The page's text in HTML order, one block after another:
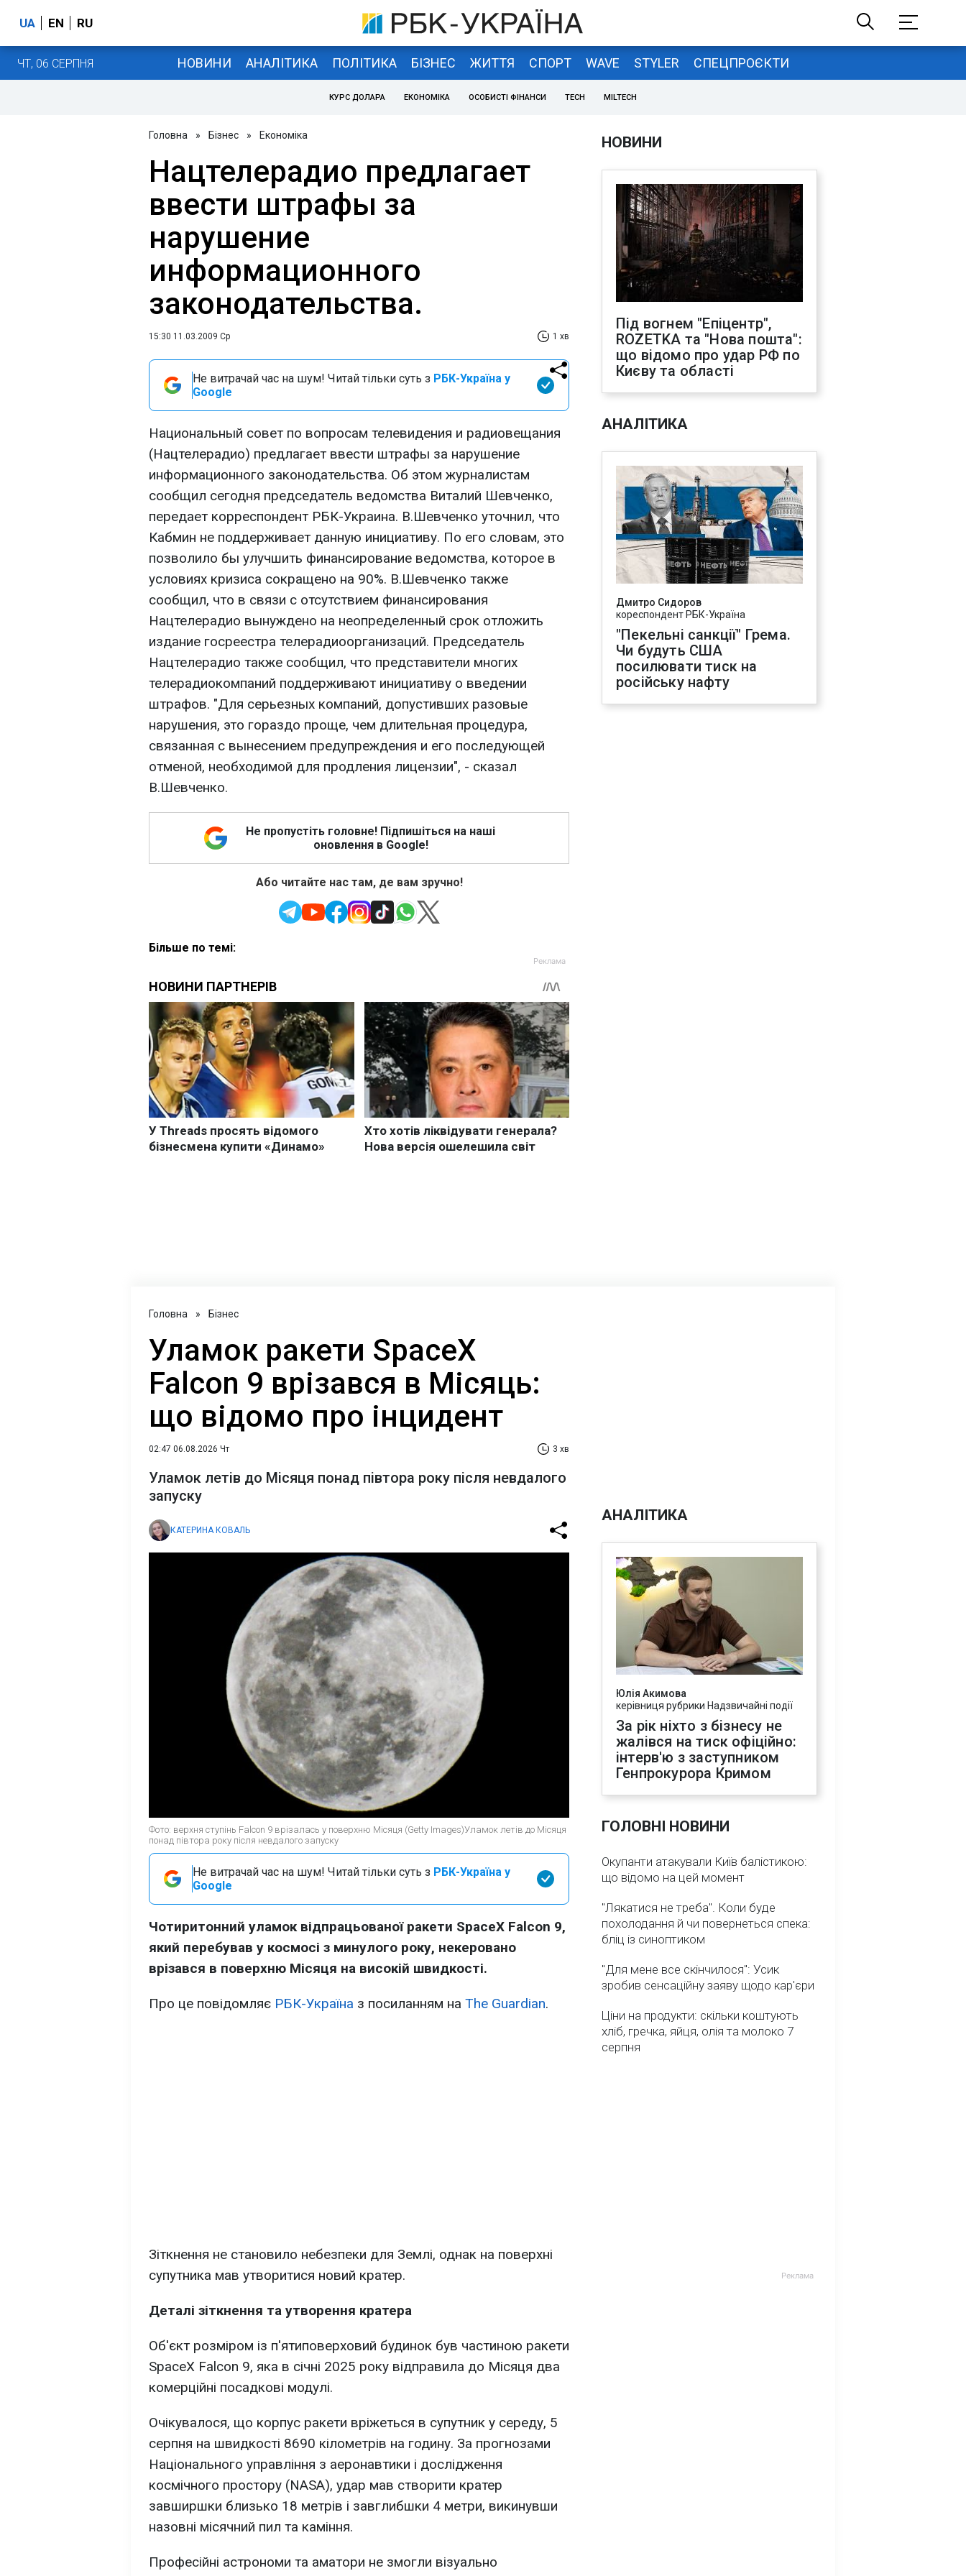
UA EN RU
ЧТ, 06 СЕРПНЯ НОВИНИ АНАЛІТИКА ПОЛІТИКА БІЗНЕС ЖИТТЯ СПОРТ WAVE STYLER СПЕЦПРОЄКТИ
КУРС ДОЛАРА ЕКОНОМІКА ОСОБИСТІ ФІНАНСИ TECH MILTECH
Головна » Бізнес » Економіка
Нацтелерадио предлагает
ввести штрафы за
нарушение
информационного
законодательства.
15:30 11.03.2009 Ср 1 хв
Не витрачай час на шум! Читай тільки суть з РБК-Україна у
Google
Национальный совет по вопросам телевидения и радиовещания
(Нацтелерадио) предлагает ввести штрафы за нарушение
информационного законодательства. Об этом журналистам
сообщил сегодня председатель ведомства Виталий Шевченко,
передает корреспондент РБК-Украина. В.Шевченко уточнил, что
Кабмин не поддерживает данную инициативу. По его словам, это
позволило бы улучшить финансирование ведомства, которое в
условиях кризиса сокращено на 90%. В.Шевченко также
сообщил, что в связи с отсутствием финансирования
Нацтелерадио вынуждено на неопределенный срок отложить
издание госреестра телерадиоорганизаций. Председатель
Нацтелерадио также сообщил, что представители многих
телерадиокомпаний поддерживают инициативу о введении
штрафов. "Для серьезных компаний, допустивших разовые
нарушения, это гораздо проще, чем длительная процедура,
связанная с вынесением предупреждения и его последующей
отменой, необходимой для продления лицензии", - сказал
В.Шевченко.
Не пропустіть головне! Підпишіться на наші
оновлення в Google!
Або читайте нас там, де вам зручно!
Більше по темі:
НОВИНИ
Під вогнем "Епіцентр",
ROZETKA та "Нова пошта":
що відомо про удар РФ по
Києву та області
АНАЛІТИКА
Дмитро Сидоров
кореспондент РБК-Україна
"Пекельні санкції" Грема.
Чи будуть США
посилювати тиск на
російську нафту
Головна » Бізнес
Уламок ракети SpaceX
Falcon 9 врізався в Місяць:
що відомо про інцидент
02:47 06.08.2026 Чт 3 хв
Уламок летів до Місяця понад півтора року після невдалого
запуску
КАТЕРИНА КОВАЛЬ
Фото: верхня ступінь Falcon 9 врізалась у поверхню Місяця (Getty Images)Уламок летів до Місяця
понад півтора року після невдалого запуску
Не витрачай час на шум! Читай тільки суть з РБК-Україна у
Google
Чотиритонний уламок відпрацьованої ракети SpaceX Falcon 9,
який перебував у космосі з минулого року, некеровано
врізався в поверхню Місяця на високій швидкості.
Про це повідомляє РБК-Україна з посиланням на The Guardian.
Зіткнення не становило небезпеки для Землі, однак на поверхні
супутника мав утворитися новий кратер.
Деталі зіткнення та утворення кратера
Об'єкт розміром із п'ятиповерховий будинок був частиною ракети
SpaceX Falcon 9, яка в січні 2025 року відправила до Місяця два
комерційні посадкові модулі.
Очікувалося, що корпус ракети вріжеться в супутник у середу, 5
серпня на швидкості 8690 кілометрів на годину. За прогнозами
Національного управління з аеронавтики і дослідження
космічного простору (NASA), удар мав створити кратер
завширшки близько 18 метрів і завглибшки 4 метри, викинувши
назовні місячний пил та каміння.
Професійні астрономи та аматори не змогли візуально
АНАЛІТИКА
Юлія Акимова
керівниця рубрики Надзвичайні події
За рік ніхто з бізнесу не
жалівся на тиск офіційно:
інтерв'ю з заступником
Генпрокурора Кримом
ГОЛОВНІ НОВИНИ
Окупанти атакували Київ балістикою:
що відомо на цей момент
"Лякатися не треба". Коли буде
похолодання й чи повернеться спека:
бліц із синоптиком
"Для мене все скінчилося": Усик
зробив сенсаційну заяву щодо кар'єри
Ціни на продукти: скільки коштують
хліб, гречка, яйця, олія та молоко 7
серпня